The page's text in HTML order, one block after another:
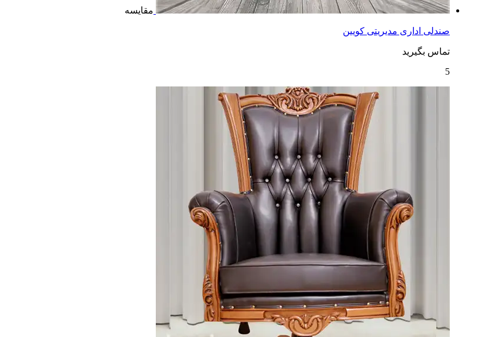
مقایسه
صندلی اداری مدیریتی کویین
تماس بگیرید
5